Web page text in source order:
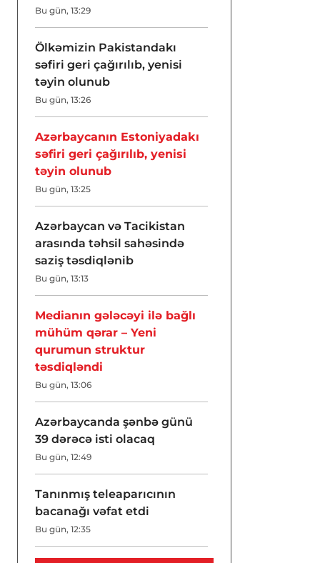
Bu gün, 13:29
Ölkəmizin Pakistandakı
səfiri geri çağırılıb, yenisi
təyin olunub
Bu gün, 13:26
Azərbaycanın Estoniyadakı
səfiri geri çağırılıb, yenisi
təyin olunub
Bu gün, 13:25
Azərbaycan və Tacikistan
arasında təhsil sahəsində
saziş təsdiqlənib
Bu gün, 13:13
Medianın gələcəyi ilə bağlı
mühüm qərar – Yeni
qurumun struktur
təsdiqləndi
Bu gün, 13:06
Azərbaycanda şənbə günü
39 dərəcə isti olacaq
Bu gün, 12:49
Tanınmış teleaparıcının
bacanağı vəfat etdi
Bu gün, 12:35